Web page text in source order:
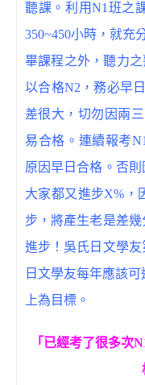
聽課。利用N1班之
350~450小時，就充
畢課程之外，聽力
以合格N2，務必早
差很大，切勿因兩
易合格。連續報考
原因早日合格。否
大家都又進步X%，
步，將產生老是差
進步！吳氏日文學
日文學友每年應該
上為目標。
「已經考了很多次